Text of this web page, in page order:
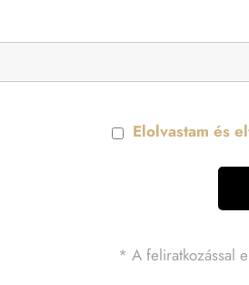
Elolvastam és
* A feliratkozással